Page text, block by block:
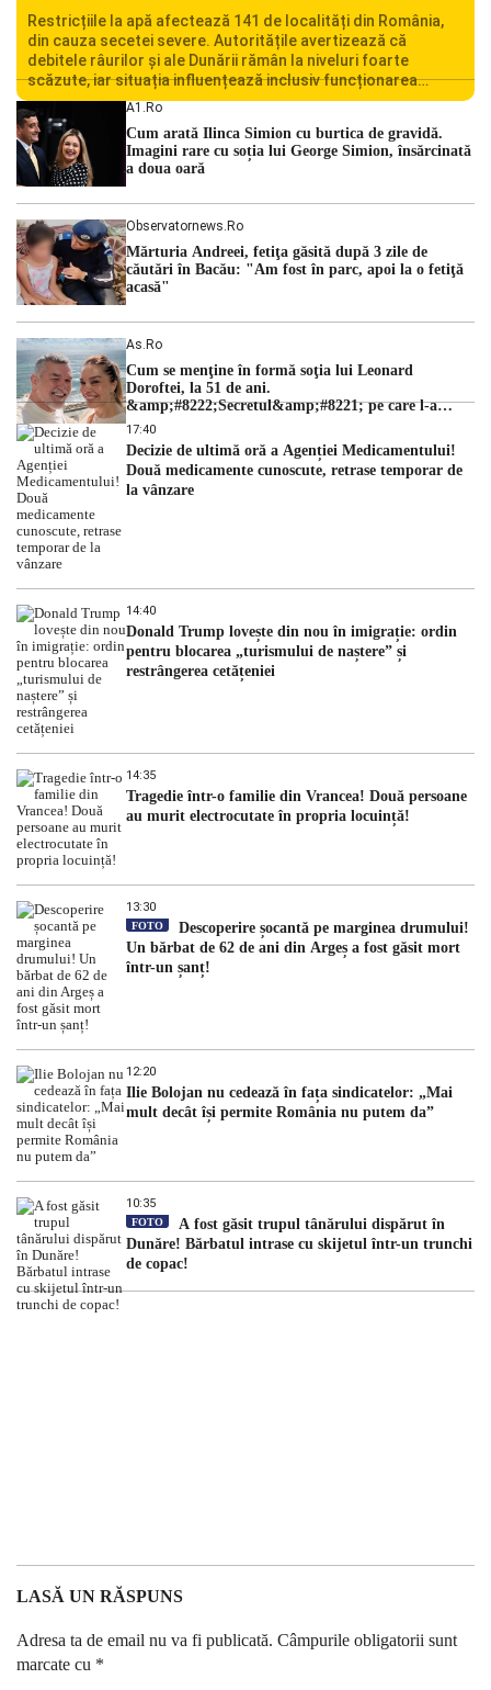
Restricțiile la apă afectează 141 de localități din România,
din cauza secetei severe. Autoritățile avertizează că
debitele râurilor și ale Dunării rămân la niveluri foarte
scăzute, iar situația influențează inclusiv funcționarea
Centralei Nucleare de la Cernavodă. România se confruntă
cu una dintre cele mai dificile perioade din punct de vedere
hidrologic din ultimii ani. Lipsa […]
A1.ro
Cum arată Ilinca Simion cu burtica de gravidă.
Imagini rare cu soția lui George Simion, însărcinată
a doua oară
Observatornews.ro
Mărturia Andreei, fetiţa găsită după 3 zile de
căutări în Bacău: "Am fost în parc, apoi la o fetiţă
acasă"
As.ro
Cum se menţine în formă soţia lui Leonard
Doroftei, la 51 de ani.
&amp;#8222;Secretul&amp;#8221; pe care l-a
dezvăluit
17:40
Decizie de ultimă oră a Agenției Medicamentului!
Două medicamente cunoscute, retrase temporar de
la vânzare
14:40
Donald Trump lovește din nou în imigrație: ordin
pentru blocarea „turismului de naștere” și
restrângerea cetățeniei
14:35
Tragedie într-o familie din Vrancea! Două persoane
au murit electrocutate în propria locuință!
13:30
FOTO
Descoperire șocantă pe marginea drumului!
Un bărbat de 62 de ani din Argeș a fost găsit mort
într-un șanț!
12:20
Ilie Bolojan nu cedează în fața sindicatelor: „Mai
mult decât își permite România nu putem da”
10:35
FOTO
A fost găsit trupul tânărului dispărut în
Dunăre! Bărbatul intrase cu skijetul într-un trunchi
de copac!
LASĂ UN RĂSPUNS
Adresa ta de email nu va fi publicată. Câmpurile obligatorii sunt
marcate cu *